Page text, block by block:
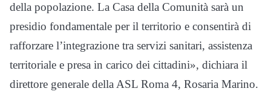
della popolazione. La Casa della Comunità sarà un
presidio fondamentale per il territorio e consentirà di
rafforzare l’integrazione tra servizi sanitari, assistenza
territoriale e presa in carico dei cittadini», dichiara il
direttore generale della ASL Roma 4, Rosaria Marino.